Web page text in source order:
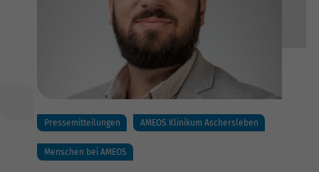
Pressemitteilungen AMEOS Klinikum Aschersleben
Menschen bei AMEOS